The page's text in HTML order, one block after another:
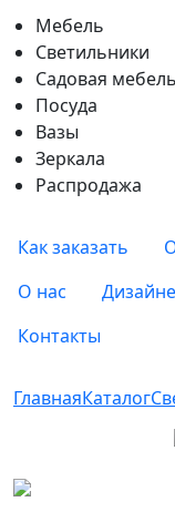
Мебель
Светильники
Садовая мебель
Посуда
Вазы
Зеркала
Распродажа
Как заказать
О нас
Контакты
ГлавнаяКаталог